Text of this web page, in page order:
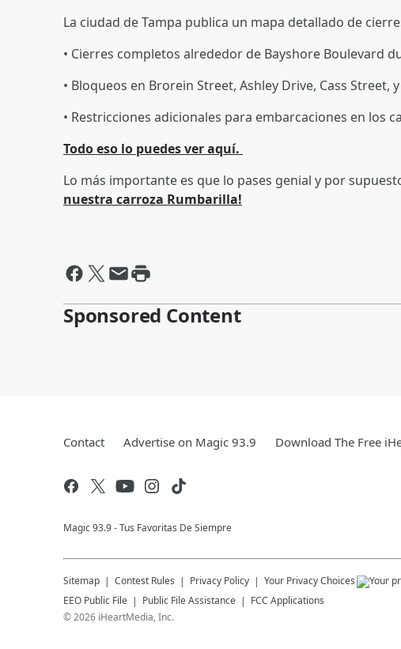
La ciudad de Tampa publica un mapa detallado de
• Cierres completos alrededor de Bayshore Boulevard
• Bloqueos en Brorein Street, Ashley Drive, Cass Street,
• Restricciones adicionales para embarcaciones en los
Todo eso lo puedes ver aquí.
Lo más importante es que lo pases genial y por
nuestra carroza Rumbarilla!
Sponsored Content
Contact Advertise on Magic 93.9 Download The Free
Magic 93.9 - Tus Favoritas De Siempre
Sitemap Contest Rules Privacy Policy Your Privacy Choices
EEO Public File
Public File Assistance
FCC Applications
©2026 iHeartMedia, Inc.